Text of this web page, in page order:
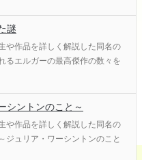
謎
や作品を詳しく解説した同名の
るエルガーの最高傑作の数々を
シントンのこと～
や作品を詳しく解説した同名の
ジュリア・ワーシントンのこと